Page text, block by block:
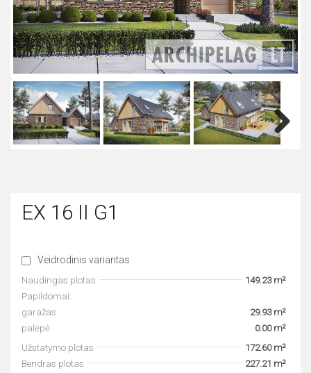
Next
EX 16 II G1
Veidrodinis variantas
Naudingas plotas
149.23 m²
Papildomai:
garažas
29.93 m²
palėpė
0.00 m²
Užstatymo plotas
172.60 m²
Bendras plotas
227.21 m²